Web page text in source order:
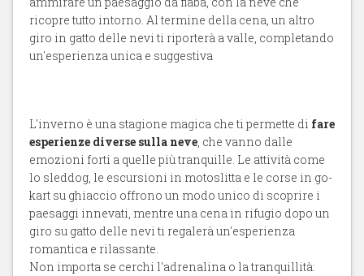
ricopre tutto intorno. Al termine della cena, un altro
giro in gatto delle nevi ti riporterà a valle, completando
un'esperienza unica e suggestiva
L'inverno è una stagione magica che ti permette di fare
esperienze diverse sulla neve, che vanno dalle
emozioni forti a quelle più tranquille. Le attività come
lo sleddog, le escursioni in motoslitta e le corse in go-
kart su ghiaccio offrono un modo unico di scoprire i
paesaggi innevati, mentre una cena in rifugio dopo un
giro su gatto delle nevi ti regalerà un'esperienza
romantica e rilassante.
Non importa se cerchi l'adrenalina o la tranquillità: